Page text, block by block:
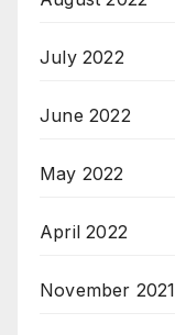
July 2022
June 2022
May 2022
April 2022
November 2021